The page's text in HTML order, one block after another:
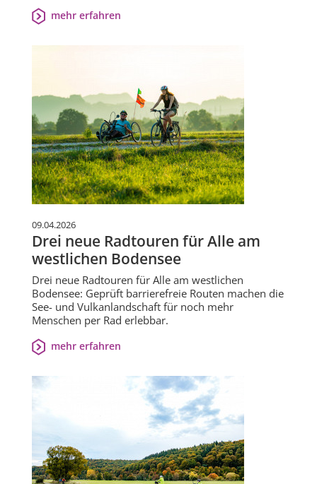
mehr erfahren
09.04.2026
Drei neue Radtouren für Alle am
westlichen Bodensee
Drei neue Radtouren für Alle am westlichen
Bodensee: Geprüft barrierefreie Routen machen die
See- und Vulkanlandschaft für noch mehr
Menschen per Rad erlebbar.
mehr erfahren